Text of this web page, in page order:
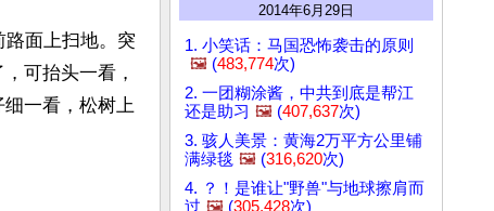
面上扫地。突
可抬头一看，
一看，松树上
2014年6月29日
1. 小笑话：马国恐怖袭击的原则
🖼️ (483,774次)
2. 一团糊涂酱，中共到底是帮江
还是助习 🖼️ (407,637次)
3. 骇人美景：黄海2万平方公里铺
满绿毯 🖼️ (316,620次)
4. ？！是谁让"野兽"与地球擦肩而
过 🖼️ (305,428次)